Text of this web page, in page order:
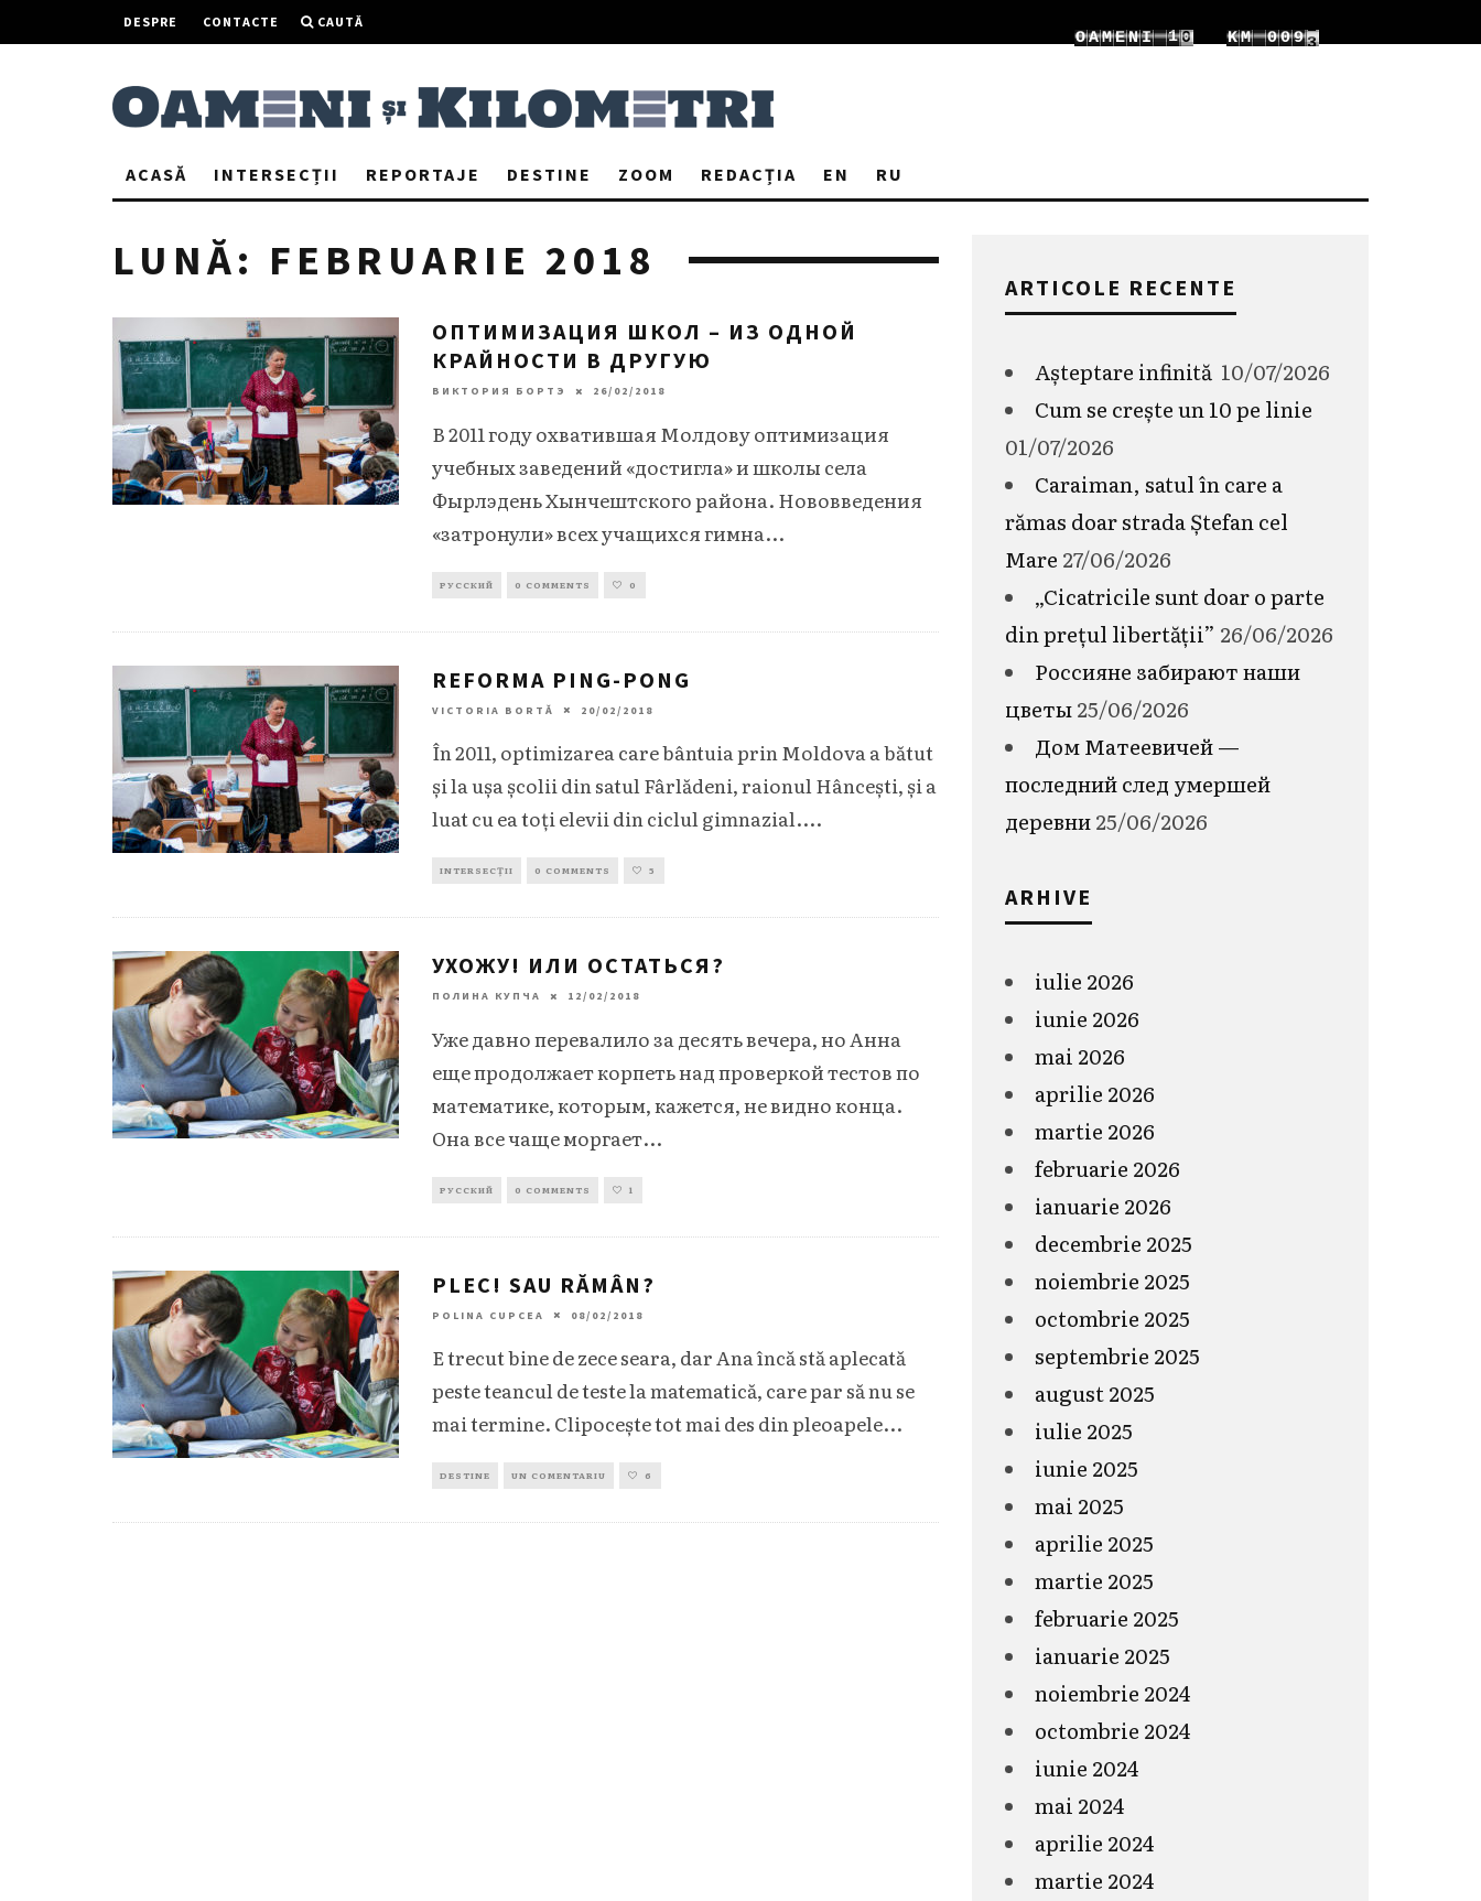
DESPRE CONTACTE CAUTĂ
OAMENI
12 KM
0110
ACASĂ INTERSECȚII REPORTAJE DESTINE ZOOM REDACȚIA EN RU
LUNĂ: FEBRUARIE 2018
ОПТИМИЗАЦИЯ ШКОЛ – ИЗ ОДНОЙ
КРАЙНОСТИ В ДРУГУЮ
ВИКТОРИЯ БОРТЭ 26/02/2018
В 2011 году охватившая Молдову оптимизация
учебных заведений «достигла» и школы села
Фырлэдень Хынчештского района. Нововведения
«затронули» всех учащихся гимна...
РУССКИЙ 0 COMMENTS 0
REFORMA PING-PONG
VICTORIA BORTĂ 20/02/2018
În 2011, optimizarea care bântuia prin Moldova a bătut
și la ușa școlii din satul Fârlădeni, raionul Hâncești, și a
luat cu ea toți elevii din ciclul gimnazial....
INTERSECȚII 0 COMMENTS 5
УХОЖУ! ИЛИ ОСТАТЬСЯ?
ПОЛИНА КУПЧА 12/02/2018
Уже давно перевалило за десять вечера, но Анна
еще продолжает корпеть над проверкой тестов по
математике, которым, кажется, не видно конца.
Она все чаще моргает...
РУССКИЙ 0 COMMENTS 1
PLEC! SAU RĂMÂN?
POLINA CUPCEA 08/02/2018
E trecut bine de zece seara, dar Ana încă stă aplecată
peste teancul de teste la matematică, care par să nu se
mai termine. Clipocește tot mai des din pleoapele...
DESTINE UN COMENTARIU 6
ARTICOLE RECENTE
Așteptare infinită 10/07/2026
Cum se crește un 10 pe linie
01/07/2026
Caraiman, satul în care a
rămas doar strada Ștefan cel
Mare 27/06/2026
„Cicatricile sunt doar o parte
din prețul libertății” 26/06/2026
Россияне забирают наши
цветы25/06/2026
Дом Матеевичей —
последний след умершей
деревни25/06/2026
ARHIVE
iulie 2026
iunie 2026
mai 2026
aprilie 2026
martie 2026
februarie 2026
ianuarie 2026
decembrie 2025
noiembrie 2025
octombrie 2025
septembrie 2025
august 2025
iulie 2025
iunie 2025
mai 2025
aprilie 2025
martie 2025
februarie 2025
ianuarie 2025
noiembrie 2024
octombrie 2024
iunie 2024
mai 2024
aprilie 2024
martie 2024